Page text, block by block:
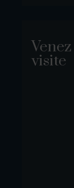
visite